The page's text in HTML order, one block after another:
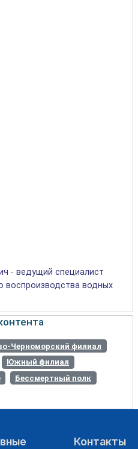
- ведущий специалист
воспроизводства водных
Черноморский филиал
Южный филиал
Бессмертный полк
Контакты